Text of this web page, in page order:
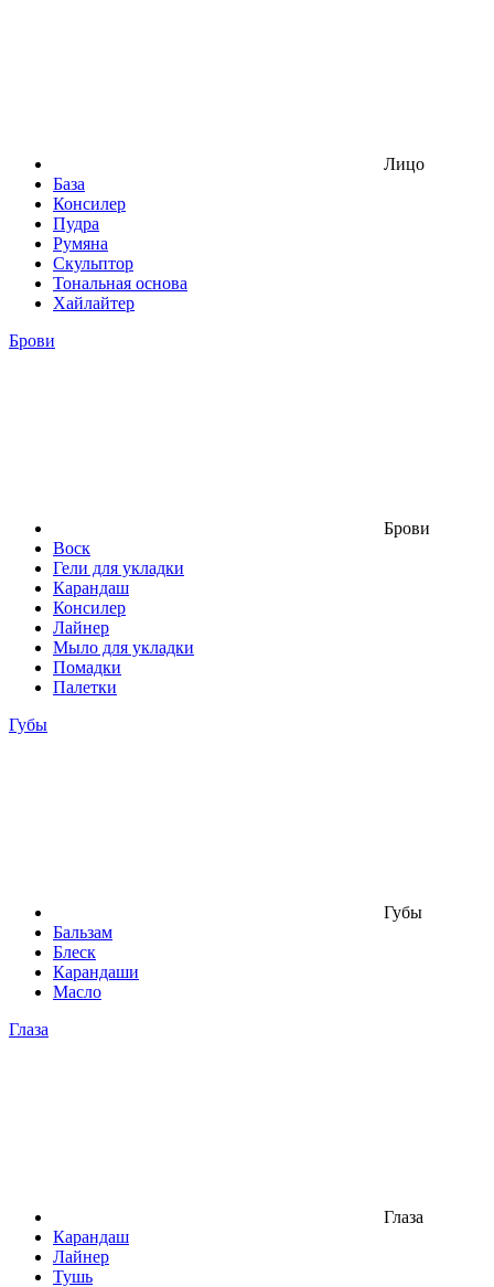
Лицо
База
Консилер
Пудра
Румяна
Скульптор
Тональная основа
Хайлайтер
Брови
Брови
Воск
Гели для укладки
Карандаш
Консилер
Лайнер
Мыло для укладки
Помадки
Палетки
Губы
Губы
Бальзам
Блеск
Карандаши
Масло
Глаза
Глаза
Карандаш
Лайнер
Тушь